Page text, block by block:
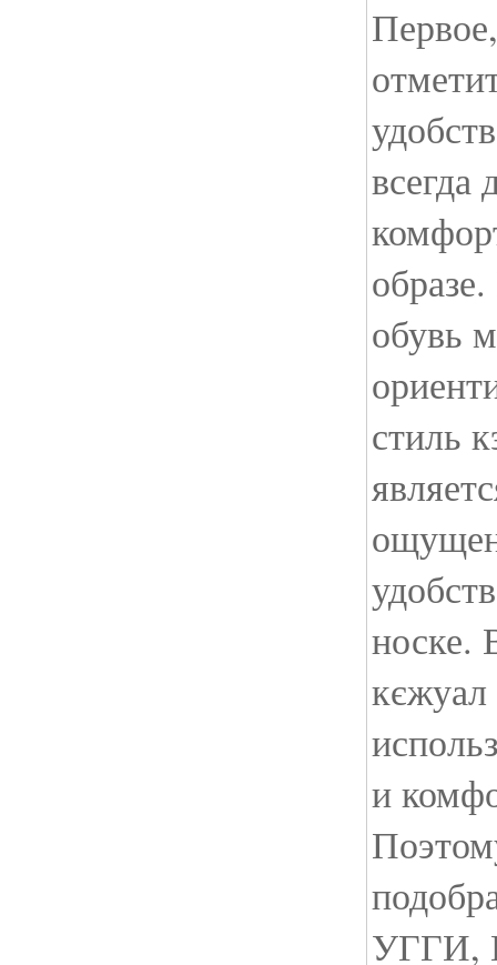
всегда
обувь
стиль
носке.
кєжуал
и
УГГИ,